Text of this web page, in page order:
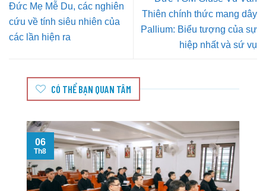
Đức Mẹ Mễ Du, các nghiên
cứu về tính siêu nhiên của
các lần hiện ra
Thiên chính thức mang dây
Pallium: Biểu tượng của sự
hiệp nhất và sứ vụ
CÓ THỂ BẠN QUAN TÂM
06
Th8